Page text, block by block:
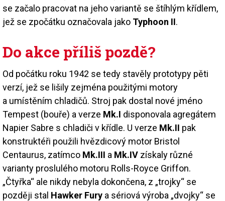
se začalo pracovat na jeho variantě se štíhlým křídlem,
jež se zpočátku označovala jako Typhoon II.
Do akce příliš pozdě?
Od počátku roku 1942 se tedy stavěly prototypy pěti
verzí, jež se lišily zejména použitými motory
a umístěním chladičů. Stroj pak dostal nové jméno
Tempest (bouře) a verze Mk.I disponovala agregátem
Napier Sabre s chladiči v křídle. U verze Mk.II pak
konstruktéři použili hvězdicový motor Bristol
Centaurus, zatímco Mk.III a Mk.IV získaly různé
varianty proslulého motoru Rolls-Royce Griffon.
„Čtyřka“ ale nikdy nebyla dokončena, z „trojky“ se
později stal Hawker Fury a sériová výroba „dvojky“ se